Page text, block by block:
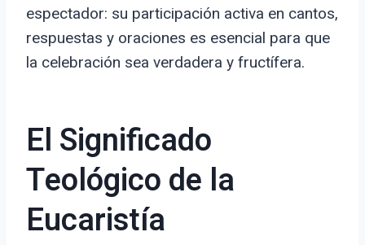
espectador: su participación activa en cantos,
respuestas y oraciones es esencial para que
la celebración sea verdadera y fructífera.
El Significado
Teológico de la
Eucaristía